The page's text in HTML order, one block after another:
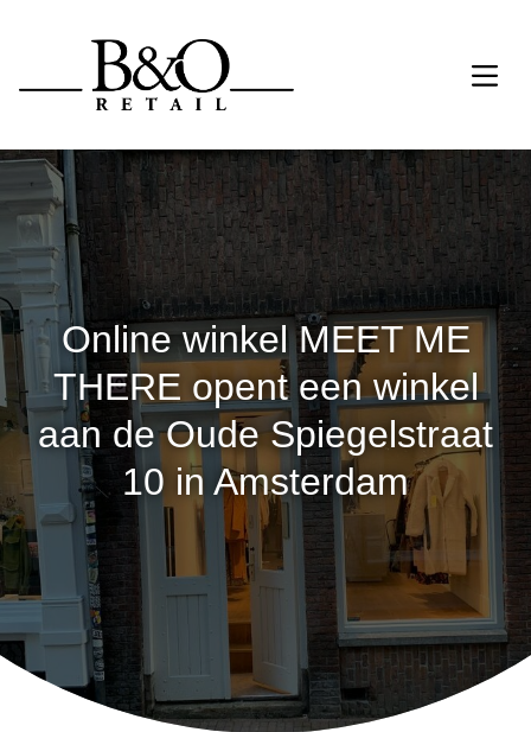
Online winkel MEET ME
THERE opent een winkel
aan de Oude Spiegelstraat
10 in Amsterdam